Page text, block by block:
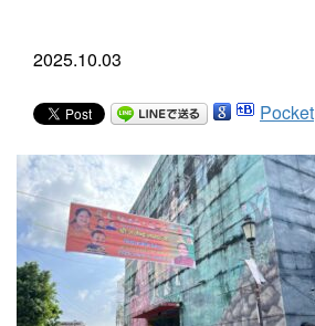
2025.10.03
Pocket